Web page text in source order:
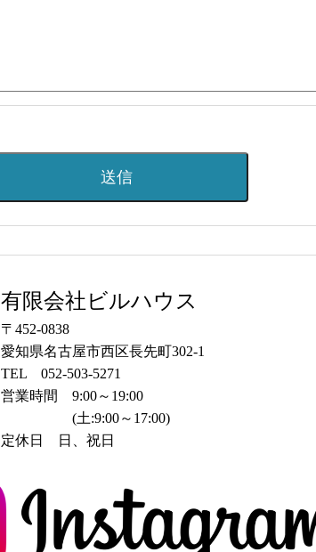
有限会社ビルハウス
〒452-0838
愛知県名古屋市西区長先町302-1
TEL 052-503-5271
営業時間 9:00～19:00
(土:9:00～17:00)
定休日 日、祝日